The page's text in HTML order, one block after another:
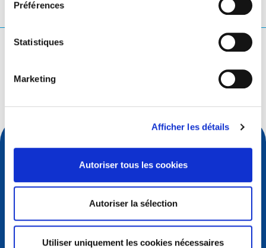
Préférences
Statistiques
Marketing
Afficher les détails
Autoriser tous les cookies
Autoriser la sélection
Utiliser uniquement les cookies nécessaires
Que cherchez-vous ?